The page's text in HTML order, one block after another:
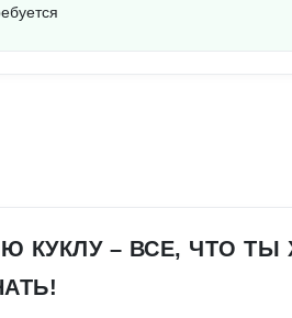
КУКЛУ – ВСЕ, ЧТО ТЫ